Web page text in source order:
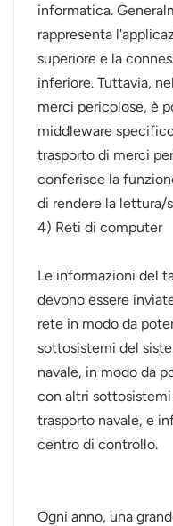
informatica.
rappresenta
superiore e la
inferiore. Tuttavia,
merci pericolose, è
middleware
trasporto di merci
conferisce la
di rendere la lettura/
4) Reti di computer
Le informazioni del
devono essere
rete in modo da
sottosistemi del
navale, in modo da
con altri
trasporto navale, e
centro di controllo.
Ogni anno, una